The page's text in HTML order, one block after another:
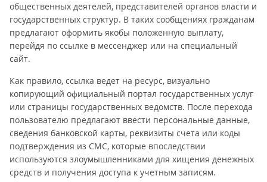
общественных деятелей, представителей органов власти и
государственных структур. В таких сообщениях гражданам
предлагают оформить якобы положенную выплату,
перейдя по ссылке в мессенджер или на специальный
сайт.
Как правило, ссылка ведет на ресурс, визуально
копирующий официальный портал государственных услуг
или страницы государственных ведомств. После перехода
пользователю предлагают ввести персональные данные,
сведения банковской карты, реквизиты счета или коды
подтверждения из СМС, которые впоследствии
используются злоумышленниками для хищения денежных
средств и получения доступа к учетным записям.